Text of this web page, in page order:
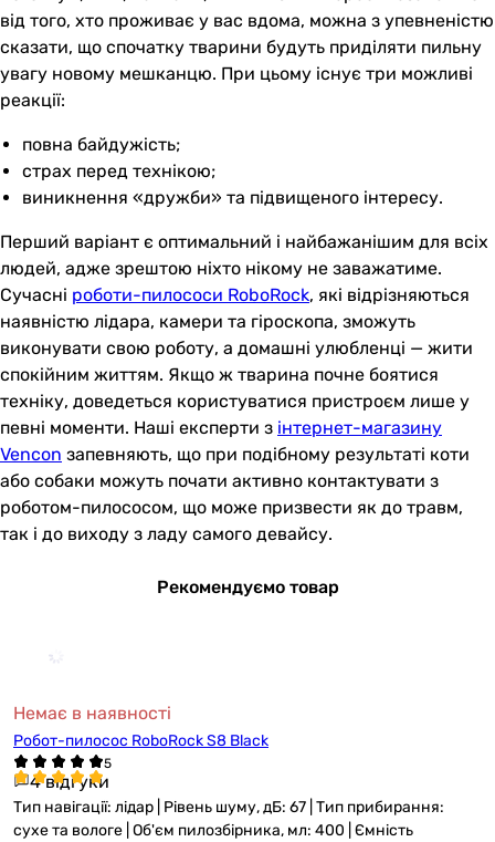
від того, хто проживає у вас вдома, можна з упевненістю
сказати, що спочатку тварини будуть приділяти пильну
увагу новому мешканцю. При цьому існує три можливі
реакції:
повна байдужість;
страх перед технікою;
виникнення «дружби» та підвищеного інтересу.
Перший варіант є оптимальний і найбажанішим для всіх
людей, адже зрештою ніхто нікому не заважатиме.
Сучасні роботи-пилососи RoboRock, які відрізняються
наявністю лідара, камери та гіроскопа, зможуть
виконувати свою роботу, а домашні улюбленці — жити
спокійним життям. Якщо ж тварина почне боятися
техніку, доведеться користуватися пристроєм лише у
певні моменти. Наші експерти з інтернет-магазину
Vencon запевняють, що при подібному результаті коти
або собаки можуть почати активно контактувати з
роботом-пилососом, що може призвести як до травм,
так і до виходу з ладу самого девайсу.
Рекомендуємо товар
Немає в наявності
Робот-пилосос RoboRock S8 Black
4 відгуки
Тип навігації: лідар | Рівень шуму, дБ: 67 | Тип прибирання:
сухе та вологе | Об'єм пилозбірника, мл: 400 | Ємність